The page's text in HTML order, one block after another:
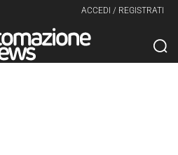
ACCEDI / REGISTRATI